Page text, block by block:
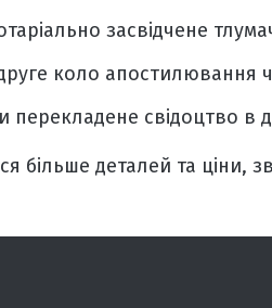
засвідчене
коло апостилювання
перекладене свідоцтво в
більше деталей та ціни,